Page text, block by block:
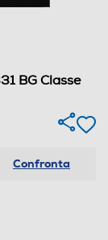
BG Classe
Confronta